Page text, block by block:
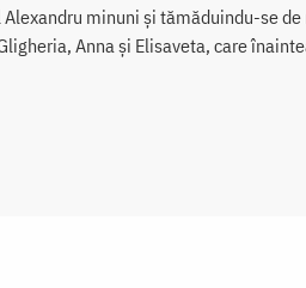
minuni şi tămăduindu-se
Anna şi Elisaveta, care